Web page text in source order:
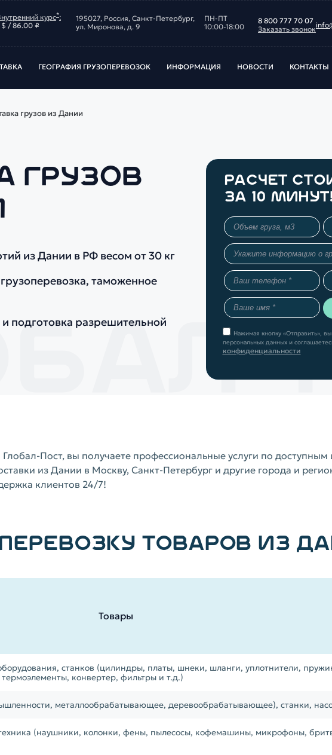
курс*:
$ / 86.00 ₽
195027, Россия, Санкт‑Петербург,
ул. Миронова, д. 9
ПН-ПТ
10:00-18:00
8 800 777 70 07
Заказать звонок
ГЕОГРАФИЯ ГРУЗОПЕРЕВОЗОК ИНФОРМАЦИЯ НОВОСТИ КОНТАКТЫ
грузов из Дании
ГРУЗОВ
из Дании в РФ весом от 30 кг
таможенное
подготовка разрешительной
РАСЧЕТ
ЗА 10
Нажимая кнопку «Отправить»,
персональных данных и
конфиденциальности
Пост, вы получаете профессиональные услуги по
из Дании в Москву, Санкт-Петербург и другие города и
клиентов 24/7!
ТОВАРОВ ИЗ
Товары
станков (цилиндры, платы, шнеки, шланги, уплотнители,
конвертер, фильтры и т.д.)
металлообрабатывающее, деревообрабатывающее), станки,
(наушники, колонки, фены, пылесосы, кофемашины, микрофоны,